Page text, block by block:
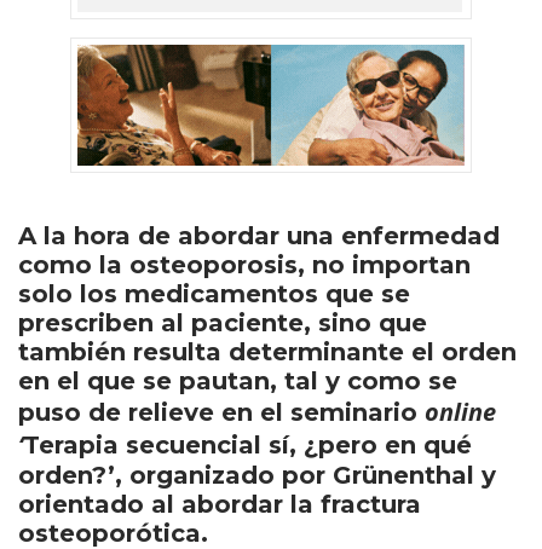
A la hora de abordar una enfermedad
como la osteoporosis, no importan
solo los medicamentos que se
prescriben al paciente, sino que
también resulta determinante el orden
en el que se pautan, tal y como se
puso de relieve en el seminario online
‘Terapia secuencial sí, ¿pero en qué
orden?’, organizado por Grünenthal y
orientado al abordar la fractura
osteoporótica.